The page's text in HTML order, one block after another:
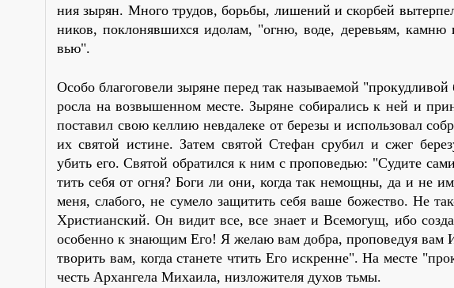
ния зы­рян. Мно­го тру­дов, борь­бы, ли­ше­ний и скор­бей
ни­ков, по­кло­няв­ших­ся идо­лам, "ог­ню, во­де, де­ре­вьям,
вью".
Осо­бо бла­го­го­ве­ли зы­ряне пе­ред так на­зы­ва­е­мой
рос­ла на воз­вы­шен­ном ме­сте. Зы­ряне со­би­ра­лись к ней и
по­ста­вил свою кел­лию невда­ле­ке от бе­ре­зы и ис­поль­зо­вал
их свя­той ис­тине. За­тем свя­той Сте­фан сру­бил и сжег
убить его. Свя­той об­ра­тил­ся к ним с про­по­ве­дью: "Су­ди­те
тить се­бя от ог­ня? Бо­ги ли они, ко­гда так немощ­ны, да и не
ме­ня, сла­бо­го, не су­ме­ло за­щи­тить се­бя ва­ше бо­же­ство. Не
Хри­сти­ан­ский. Он ви­дит все, все зна­ет и Все­мо­гущ, ибо
осо­бен­но к зна­ю­щим Его! Я же­лаю вам добра, про­по­ве­дуя вам
тво­рить вам, ко­гда ста­не­те чтить Его ис­кренне". На ме­сте
честь Ар­хан­ге­ла Ми­ха­и­ла, низ­ло­жи­те­ля ду­хов тьмы.